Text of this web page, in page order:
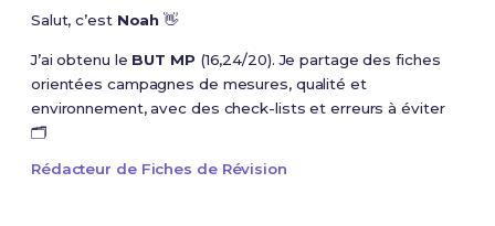
Salut, c’est Noah 👋
J’ai obtenu le BUT MP (16,24/20). Je partage des fiches
orientées campagnes de mesures, qualité et
environnement, avec des check-lists et erreurs à éviter
🗂️
Rédacteur de Fiches de Révision